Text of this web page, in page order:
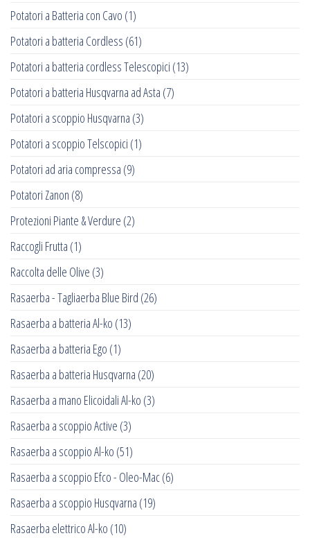
Potatori a Batteria con Cavo (1)
Potatori a batteria Cordless (61)
Potatori a batteria cordless Telescopici (13)
Potatori a batteria Husqvarna ad Asta (7)
Potatori a scoppio Husqvarna (3)
Potatori a scoppio Telscopici (1)
Potatori ad aria compressa (9)
Potatori Zanon (8)
Protezioni Piante & Verdure (2)
Raccogli Frutta (1)
Raccolta delle Olive (3)
Rasaerba - Tagliaerba Blue Bird (26)
Rasaerba a batteria Al-ko (13)
Rasaerba a batteria Ego (1)
Rasaerba a batteria Husqvarna (20)
Rasaerba a mano Elicoidali Al-ko (3)
Rasaerba a scoppio Active (3)
Rasaerba a scoppio Al-ko (51)
Rasaerba a scoppio Efco - Oleo-Mac(6)
Rasaerba a scoppio Husqvarna (19)
Rasaerba elettrico Al-ko (10)